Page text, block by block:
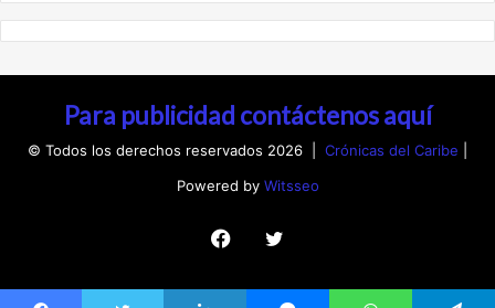
Para publicidad contáctenos aquí
© Todos los derechos reservados 2026 | Crónicas del Caribe
Powered by Witsseo
FacebookTwitter